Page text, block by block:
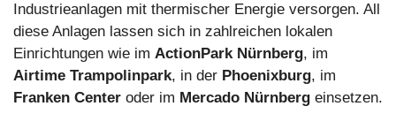
Industrieanlagen mit thermischer Energie versorgen. All
diese Anlagen lassen sich in zahlreichen lokalen
Einrichtungen wie im ActionPark Nürnberg, im
Airtime Trampolinpark, in der Phoenixburg, im
Franken Center oder im Mercado Nürnberg einsetzen.